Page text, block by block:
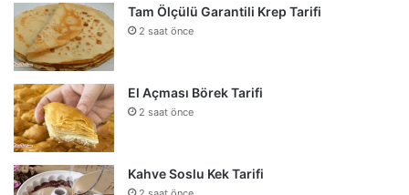
Tam Ölçülü Garantili Krep Tarifi
2 saat önce
El Açması Börek Tarifi
2 saat önce
Kahve Soslu Kek Tarifi